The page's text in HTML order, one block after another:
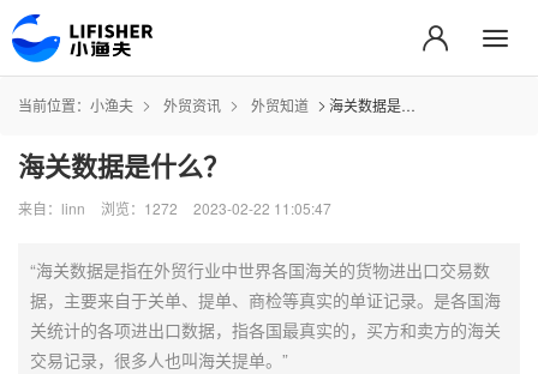
当前位置： 小渔夫 外贸资讯 外贸知道 海关数据是什么？
海关数据是什么？
来自：linn 浏览：1272 2023-02-22 11:05:47
“海关数据是指在外贸行业中世界各国海关的货物进出口交易数
据，主要来自于关单、提单、商检等真实的单证记录。是各国海
关统计的各项进出口数据，指各国最真实的，买方和卖方的海关
交易记录，很多人也叫海关提单。”